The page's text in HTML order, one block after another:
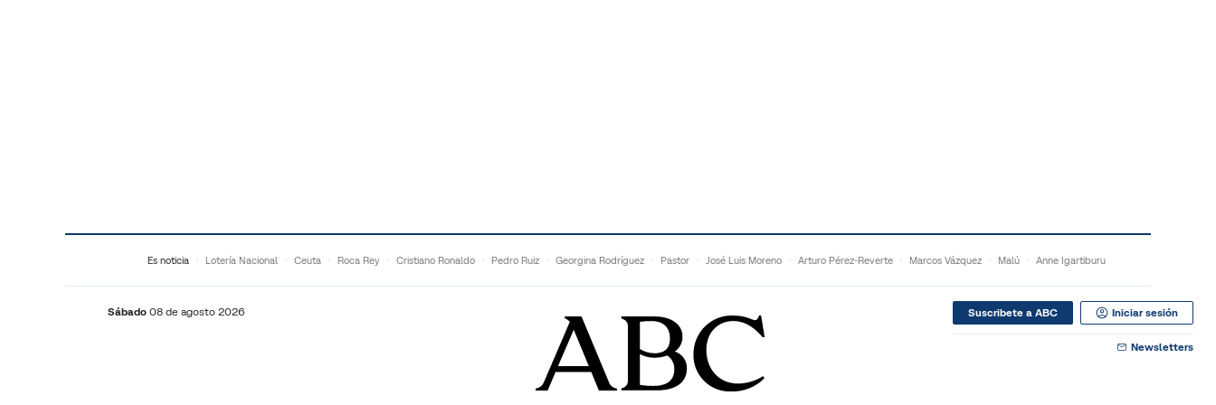
Es noticia Lotería Nacional Ceuta Roca Rey Cristiano Ronaldo Pedro Ruiz Georgina Rodríguez Pastor José Luis Moreno Arturo Pérez-Reverte Marcos Vázquez Malú Anne Igartiburu
Sábado 08 de agosto 2026 Suscribete a ABC Iniciar sesión
Newsletters